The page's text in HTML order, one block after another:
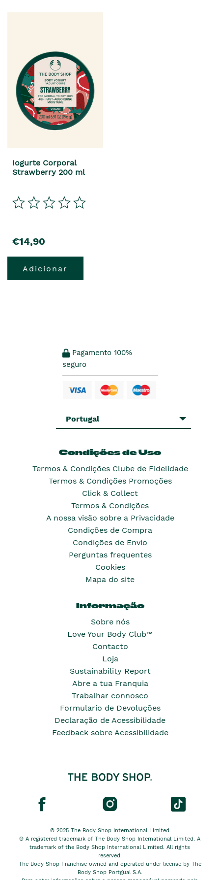
Iogurte Corporal
Strawberry 200 ml
€14,90
Adicionar
Pagamento 100%
seguro
Portugal
Condições de Uso
Termos & Condições Clube de Fidelidade
Termos & Condições Promoções
Click & Collect
Termos & Condições
A nossa visão sobre a Privacidade
Condições de Compra
Condições de Envio
Perguntas frequentes
Cookies
Mapa do site
Informação
Sobre nós
Love Your Body Club™
Contacto
Loja
Sustainability Report
Abre a tua Franquia
Trabalhar connosco
Formulario de Devoluções
Declaração de Acessibilidade
Feedback sobre Acessibilidade
© 2025 The Body Shop International Limited
® A registered trademark of The Body Shop International Limited. A
trademark of the Body Shop International Limited. All rights
reserved.
The Body Shop Franchise owned and operated under license by The
Body Shop Portgual S.A.